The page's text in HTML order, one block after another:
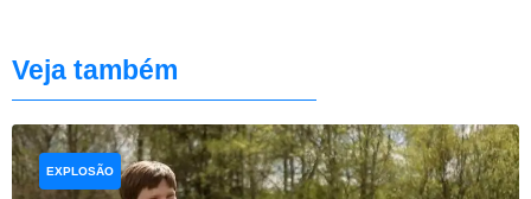
Veja também
EXPLOSÃO